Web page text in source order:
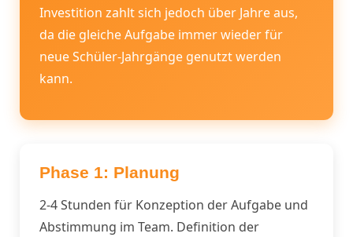
Investition zahlt sich jedoch über Jahre aus,
da die gleiche Aufgabe immer wieder für
neue Schüler-Jahrgänge genutzt werden
kann.
Phase 1: Planung
2-4 Stunden für Konzeption der Aufgabe und
Abstimmung im Team. Definition der